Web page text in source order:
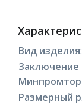
Вид изделия:
Заключение
Размерный